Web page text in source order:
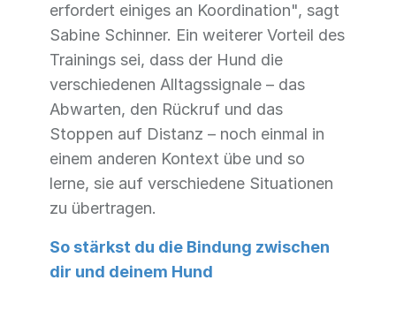
erfordert einiges an Koordination", sagt
Sabine Schinner. Ein weiterer Vorteil des
Trainings sei, dass der Hund die
verschiedenen Alltagssignale – das
Abwarten, den Rückruf und das
Stoppen auf Distanz – noch einmal in
einem anderen Kontext übe und so
lerne, sie auf verschiedene Situationen
zu übertragen.
So stärkst du die Bindung zwischen
dir und deinem Hund